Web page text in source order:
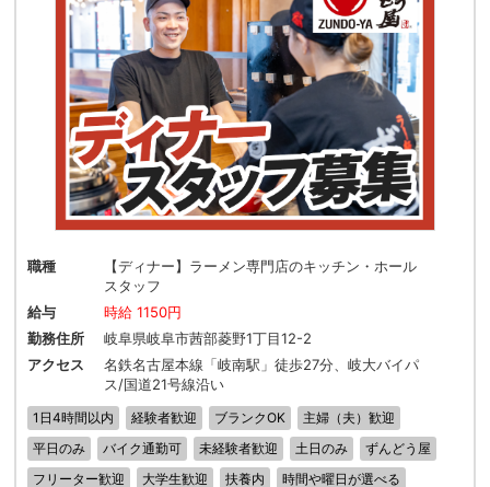
職種
【ディナー】ラーメン専門店のキッチン・ホール
スタッフ
給与
時給 1150円
勤務住所
岐阜県岐阜市茜部菱野1丁目12-2
アクセス
名鉄名古屋本線「岐南駅」徒歩27分、岐大バイパ
ス/国道21号線沿い
1日4時間以内 経験者歓迎 ブランクOK
主婦（夫）歓迎
平日のみ
バイク通勤可 未経験者歓迎 土日のみ
ずんどう屋
フリーター歓迎
大学生歓迎 扶養内 時間や曜日が選べる